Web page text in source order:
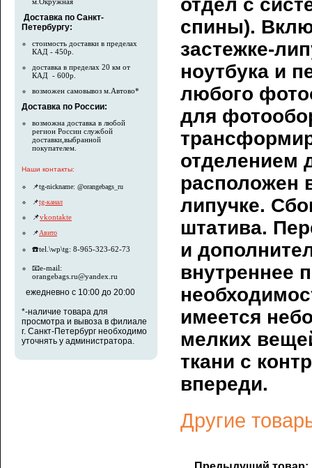
Доставка по Санкт-
Петербургу:
стоимость доставки в пределах
КАД - 450р.
доставка в пределах 20 км от
КАД - 600р.
возможен самовывоз м.Автово*
Доставка по России:
возможна доставка в любой
регион России службой
доставки,выбранной
покупателем.
Наши контакты:
📌tg-nickname: @orangebags_ru
📌tg-канал
📌vkontakte
📌Авито
☎️tel.\wp\tg: 8-965-323-62-73
📧e-mail:
orangebags.ru@yandex.ru
ежедневно с 10:00 до 20:00
*-наличие товара для
просмотра и вывоза в филиале
г. Санкт-Петербург необходимо
уточнять у администратора.
отдел с
спины).
застежке-
ноутбука и
любого
для
отделением
расположен
липучке.
штатива.
и
внутреннее
имеется
мелких
ткани с
впереди.
Другие